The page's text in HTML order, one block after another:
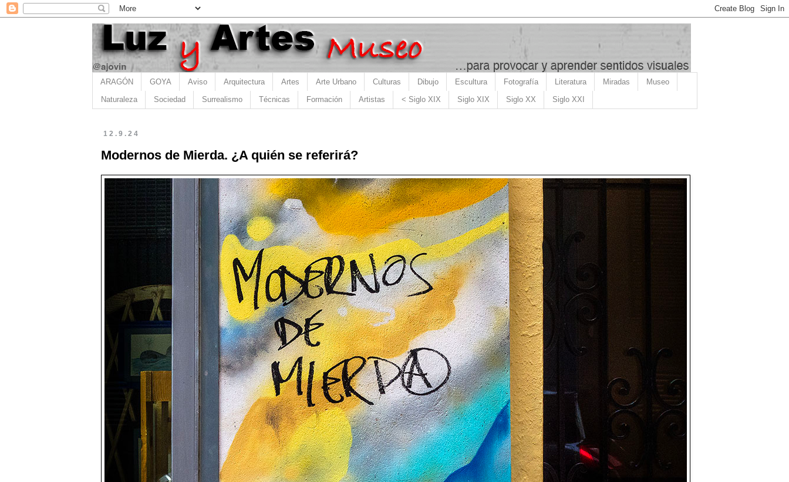
ARAGÓN GOYA Aviso Arquitectura Artes Arte Urbano Culturas Dibujo Escultura Fotografía Literatura Miradas Museo
Naturaleza Sociedad Surrealismo Técnicas Formación Artistas < Siglo XIX Siglo XIX Siglo XX Siglo XXI
12.9.24
Modernos de Mierda. ¿A quién se referirá?